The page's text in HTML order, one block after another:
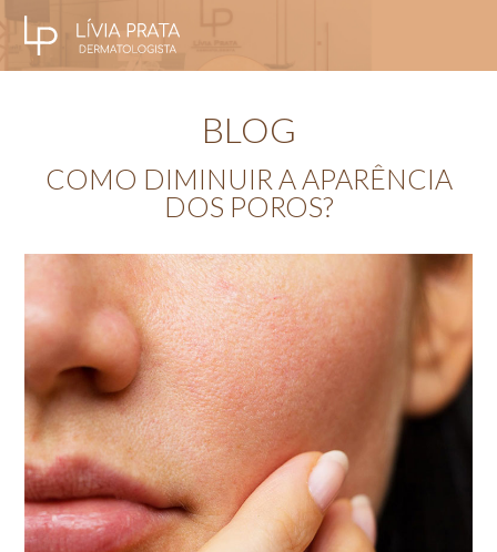
BLOG
COMO DIMINUIR A APARÊNCIA
DOS POROS?